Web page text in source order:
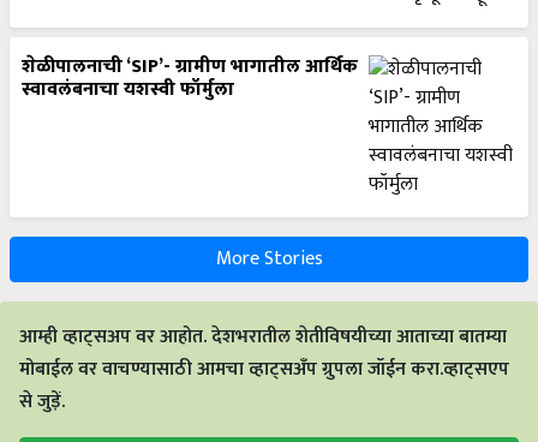
शेळीपालनाची ‘SIP’- ग्रामीण भागातील आर्थिक
स्वावलंबनाचा यशस्वी फॉर्मुला
More Stories
आम्ही व्हाट्सअप वर आहोत. देशभरातील शेतीविषयीच्या आताच्या बातम्या
मोबाईल वर वाचण्यासाठी आमचा व्हाट्सअँप ग्रुपला जॉईन करा.व्हाट्सएप
से जुड़ें.